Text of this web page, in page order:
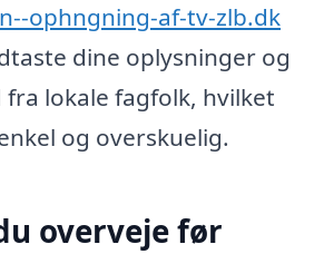
ophngning-af-tv-zlb.dk
dine oplysninger og
lokale fagfolk, hvilket
og overskuelig.
overveje før